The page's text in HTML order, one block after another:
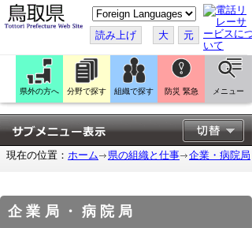
こ
の
ペ
ー
ジ
翻
訳
す
る
読み上げ 大 元
県外の方へ 分野で探す 組織で探す 防災 緊急 メニュー
現在の位置： ホーム 県の組織と仕事 企業・病院局
企業局・病院局